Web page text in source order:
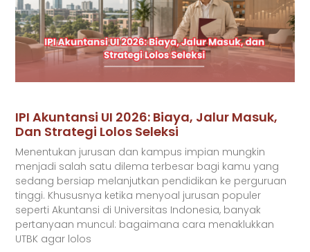
IPI Akuntansi UI 2026: Biaya, Jalur Masuk,
Dan Strategi Lolos Seleksi
Menentukan jurusan dan kampus impian mungkin
menjadi salah satu dilema terbesar bagi kamu yang
sedang bersiap melanjutkan pendidikan ke perguruan
tinggi. Khususnya ketika menyoal jurusan populer
seperti Akuntansi di Universitas Indonesia, banyak
pertanyaan muncul: bagaimana cara menaklukkan
UTBK agar lolos